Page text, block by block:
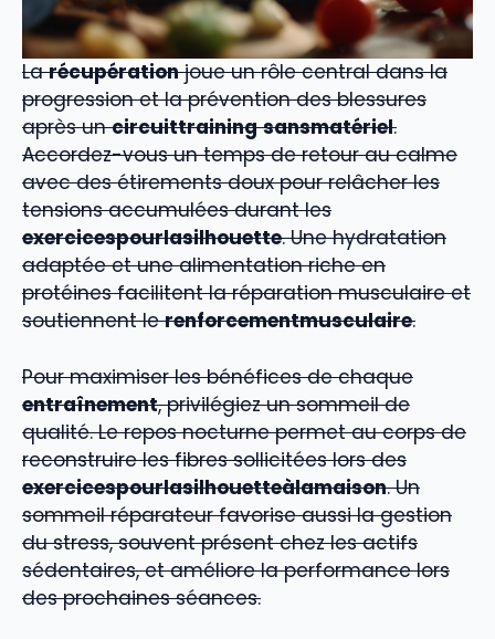
Larécupérationjoue un rôle central dans la
progression et la prévention des blessures
après uncircuittraining sansmatériel.
Accordez-vous un temps de retour au calme
avec des étirements doux pour relâcher les
tensions accumulées durant les
exercicespourlasilhouette. Une hydratation
adaptée et une alimentation riche en
protéines facilitent la réparation musculaire et
soutiennent lerenforcementmusculaire.
Pour maximiser les bénéfices de chaque
entraînement, privilégiez un sommeil de
qualité. Le repos nocturne permet au corps de
reconstruire les fibres sollicitées lors des
exercicespourlasilhouetteàlamaison. Un
sommeil réparateur favorise aussi la gestion
du stress, souvent présent chez les actifs
sédentaires, et améliore la performance lors
des prochaines séances.